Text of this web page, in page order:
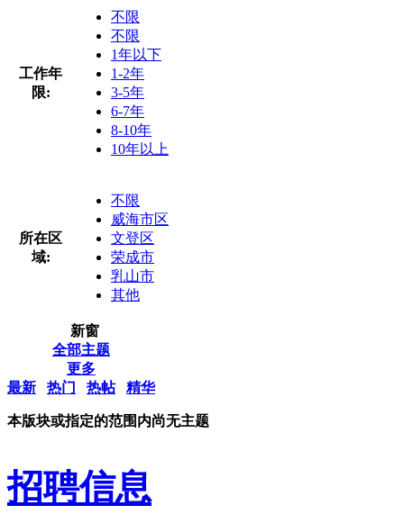
工作年
限:
不限
不限
1年以下
1-2年
3-5年
6-7年
8-10年
10年以上
所在区
域:
不限
威海市区
文登区
荣成市
乳山市
其他
新窗
全部主题
更多
最新
热门 热帖 精华
本版块或指定的范围内尚无主题
招聘信息